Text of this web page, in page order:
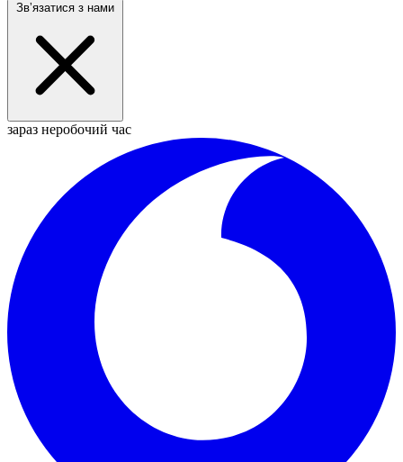
Звʼязатися з нами
зараз неробочий час